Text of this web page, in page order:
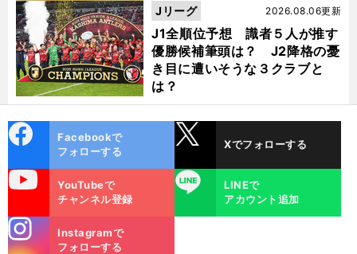
J1全順位予想 識者５人が推す
優勝候補筆頭は？ J2降格の憂
き目に遭いそうな３クラブと
は？
2026.08.06更新
Jリーグ
ok
Facebookで
フォローする
Xでフォローする
YouTubeで
チャンネル登録
LINE
LINEで
アカウント追加
m
Instagramで
フォローする